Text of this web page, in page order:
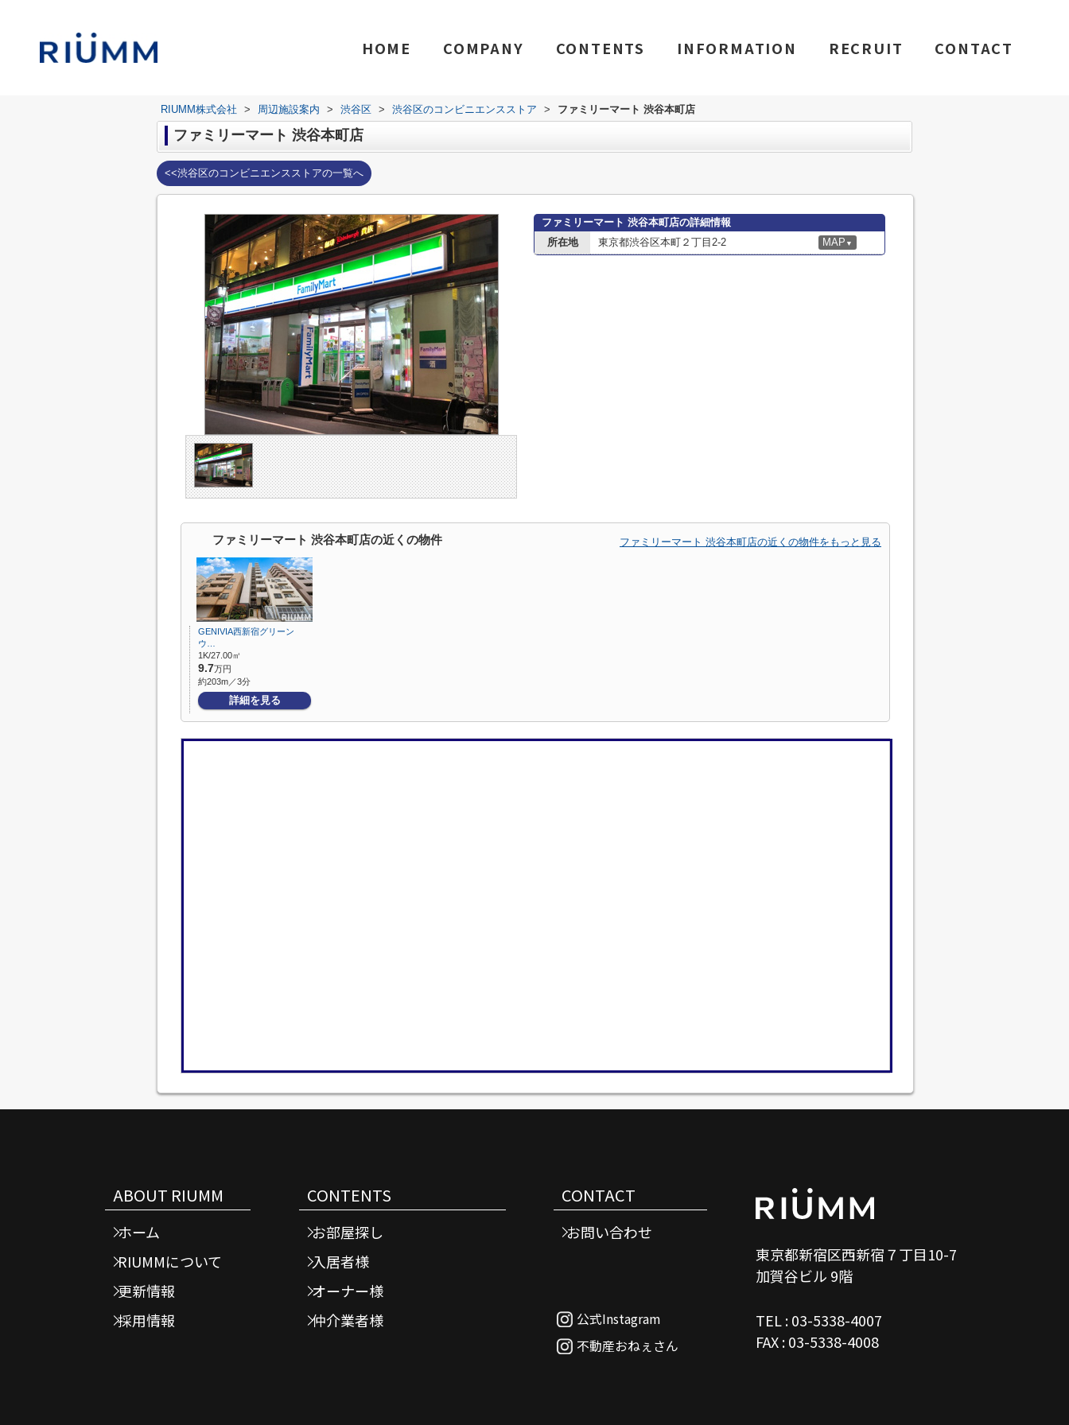
HOME COMPANY CONTENTS INFORMATION RECRUIT CONTACT
RIUMM株式会社 > 周辺施設案内 > 渋谷区 > 渋谷区のコンビニエンスストア > ファミリーマート 渋谷本町店
ファミリーマート 渋谷本町店
<<渋谷区のコンビニエンスストアの一覧へ
ファミリーマート 渋谷本町店の詳細情報
所在地
東京都渋谷区本町２丁目2-2 MAP ▼
ファミリーマート 渋谷本町店の近くの物件 ファミリーマート 渋谷本町店の近くの物件をもっと見る
GENIVIA西新宿グリーン
ウ…
1K/27.00㎡
9.7万円
約203m／3分
詳細を見る
ABOUT RIUMM
ホーム
RIUMMについて
更新情報
採用情報
CONTENTS
お部屋探し
入居者様
オーナー様
仲介業者様
CONTACT
お問い合わせ
公式Instagram
不動産おねぇさん
東京都新宿区西新宿７丁目10-7
加賀谷ビル 9階
TEL : 03-5338-4007
FAX : 03-5338-4008